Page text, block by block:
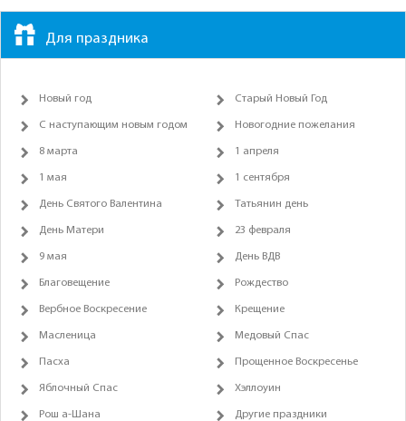
Для праздника
Новый год Старый Новый Год
С наступающим новым годом Новогодние пожелания
8 марта 1 апреля
1 мая 1 сентября
День Святого Валентина Татьянин день
День Матери 23 февраля
9 мая День ВДВ
Благовещение Рождество
Вербное Воскресение Крещение
Масленица Медовый Спас
Пасха Прощенное Воскресенье
Яблочный Спас Хэллоуин
Рош а-Шана Другие праздники